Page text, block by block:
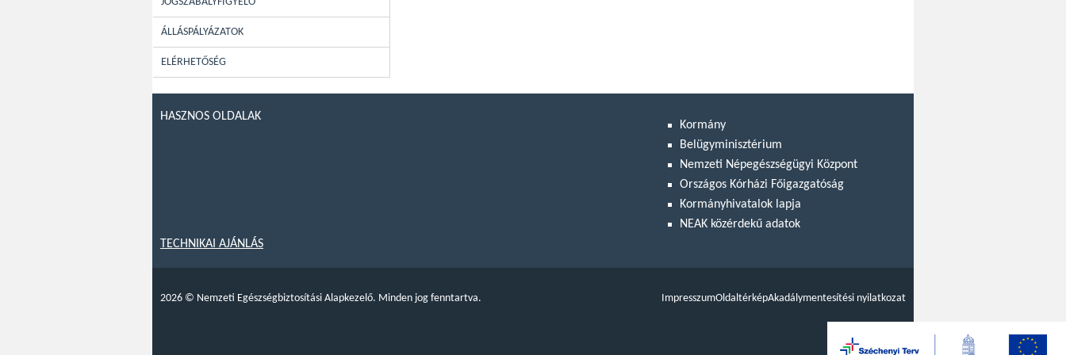
ÁLLÁSPÁLYÁZATOK
ELÉRHETŐSÉG
HASZNOS OLDALAK
Kormány
Belügyminisztérium
Nemzeti Népegészségügyi Központ
Országos Kórházi Főigazgatóság
Kormányhivatalok lapja
NEAK közérdekű adatok
TECHNIKAI AJÁNLÁS
2026 © Nemzeti Egészségbiztosítási Alapkezelő. Minden jog fenntartva. ImpresszumOldaltérképAkadálymentesítési nyilatkozat